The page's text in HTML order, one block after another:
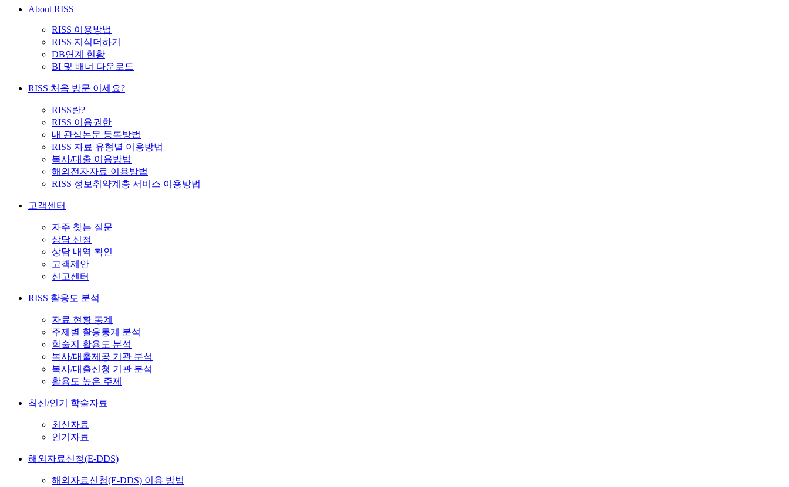
About RISS
RISS 이용방법
RISS 지식더하기
DB연계 현황
BI 및 배너 다운로드
RISS 처음 방문 이세요?
RISS란?
RISS 이용권한
내 관심논문 등록방법
RISS 자료 유형별 이용방법
복사/대출 이용방법
해외전자자료 이용방법
RISS 정보취약계층 서비스 이용방법
고객센터
자주 찾는 질문
상담 신청
상담 내역 확인
고객제안
신고센터
RISS 활용도 분석
자료 현황 통계
주제별 활용통계 분석
학술지 활용도 분석
복사/대출제공 기관 분석
복사/대출신청 기관 분석
활용도 높은 주제
최신/인기 학술자료
최신자료
인기자료
해외자료신청(E-DDS)
해외자료신청(E-DDS) 이용 방법